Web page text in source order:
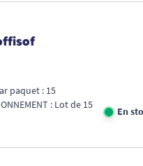
paquet : 15
: Lot de 15
En